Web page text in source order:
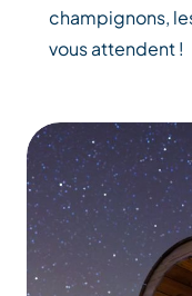
champignons,
vous attendent !